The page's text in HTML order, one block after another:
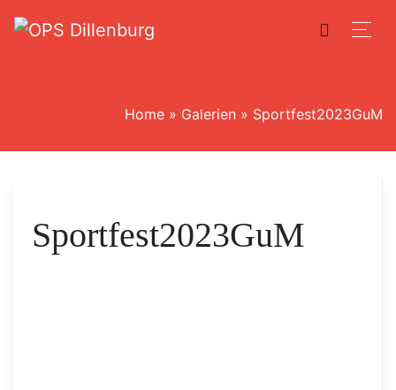
Home » Galerien » Sportfest2023GuM
Sportfest2023GuM